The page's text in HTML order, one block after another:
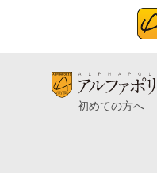
初めての方へ